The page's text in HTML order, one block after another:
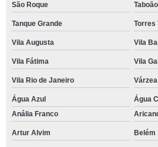
São Roque Taboão
Tanque Grande Torres
Vila Augusta Vila
Vila Fátima Vila
Vila Rio de Janeiro
Água Azul
Água
Anália Franco
Artur Alvim Belém